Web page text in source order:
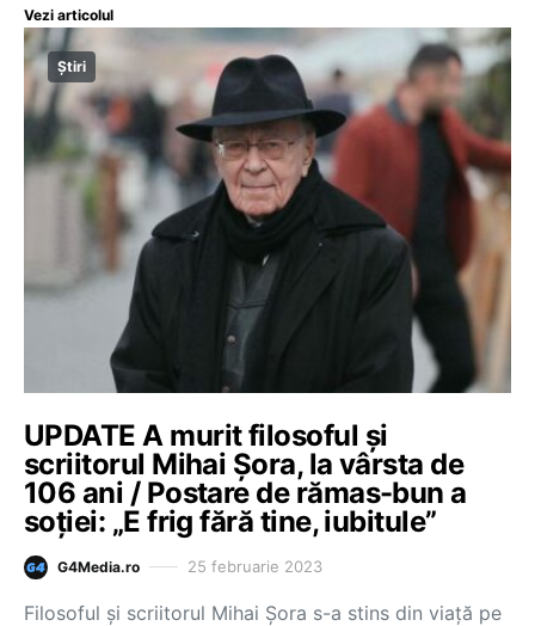
Vezi articolul
Știri
UPDATE A murit filosoful și
scriitorul Mihai Șora, la vârsta de
106 ani / Postare de rămas-bun a
soției: „E frig fără tine, iubitule”
G4Media.ro 25 februarie 2023
Filosoful și scriitorul Mihai Șora s-a stins din viață pe